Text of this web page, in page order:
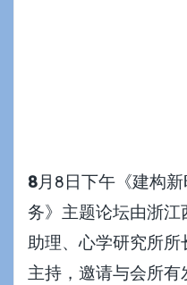
8月8日下午《建构
务》主题论坛由浙
助理、心学研究所所
主持，邀请与会所